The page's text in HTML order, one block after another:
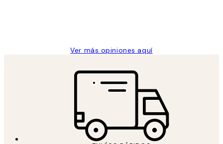
Ver más opiniones aquí